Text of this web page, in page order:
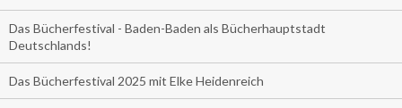
Das Bücherfestival - Baden-Baden als Bücherhauptstadt
Deutschlands!
Das Bücherfestival 2025 mit Elke Heidenreich